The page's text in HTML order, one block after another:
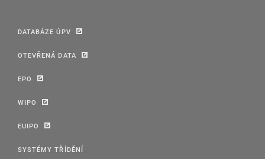
DATABÁZE ÚPV
OTEVŘENÁ DATA
EPO
WIPO
EUIPO
SYSTÉMY TŘÍDĚNÍ